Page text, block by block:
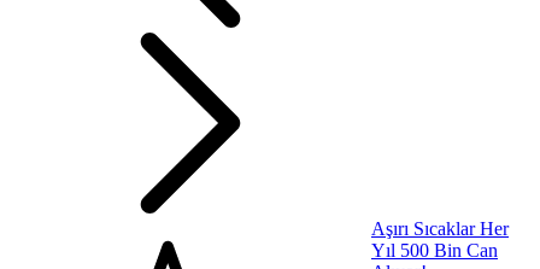
ABD Türkiye’ye Jet
Motoru Satacak